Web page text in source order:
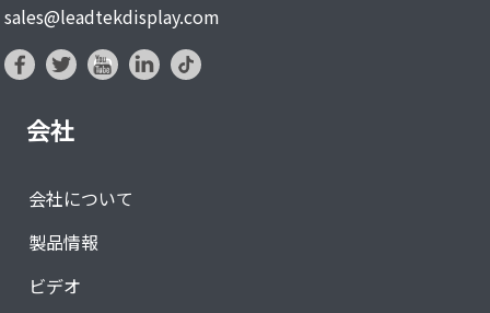
sales@leadtekdisplay.com
会社
会社について
製品情報
ビデオ